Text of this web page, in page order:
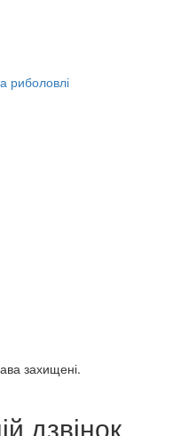
риболовлі
захищені.
дзвінок